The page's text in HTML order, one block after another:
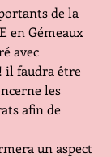
de la
en Gémeaux
avec
il faudra être
les
afin de
un aspect